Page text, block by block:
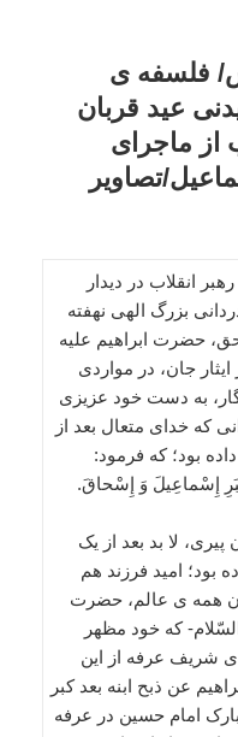
فلسفه ی
عید قربان
از ماجرای
تصاویر
انقلاب در دیدار
بزرگ الهی نهفته
حضرت ابراهیم علیه
ایثار جان، در مواردی
به دست خود عزیزی
که خدای متعال بعد از
بود؛ که فرمود:
إِسْماعِیلَ وَ إِسْحاقَ.
لا بد بعد از یک
بود؛ امید فرزند هم
همه ی عالم، حضرت
که خود مظهر
شریف عرفه از این
عن ذبح ابنه بعد کبر
امام حسین در عرفه